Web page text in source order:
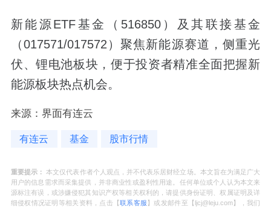
新能源ETF基金（516850）及其联接基金
（017571/017572）聚焦新能源赛道，侧重光
伏、锂电池板块，便于投资者精准全面把握新
能源板块热点机会。
来源：界面有连云
有连云 基金 股市行情
重要提示： 本文仅代表作者个人观点，并不代表乐居财经立场。本文旨在为满足广大
用户的信息需求而采集提供，并非商业性或盈利性用途。任何单位或个人认为本文来
源标注有误，或涉嫌侵犯其知识产权等相关权利的，请提供身份证明、权属证明及详
细侵权情况证明等相关资料，点击【联系客服 】或发邮件至【ljcj@leju.com】，我们